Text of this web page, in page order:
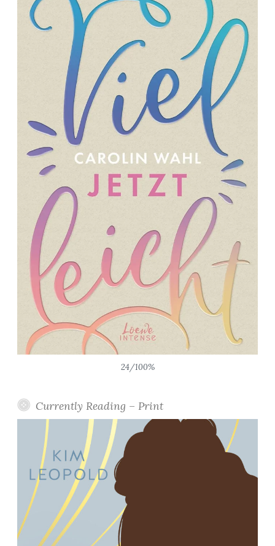
24/100%
Currently Reading – Print